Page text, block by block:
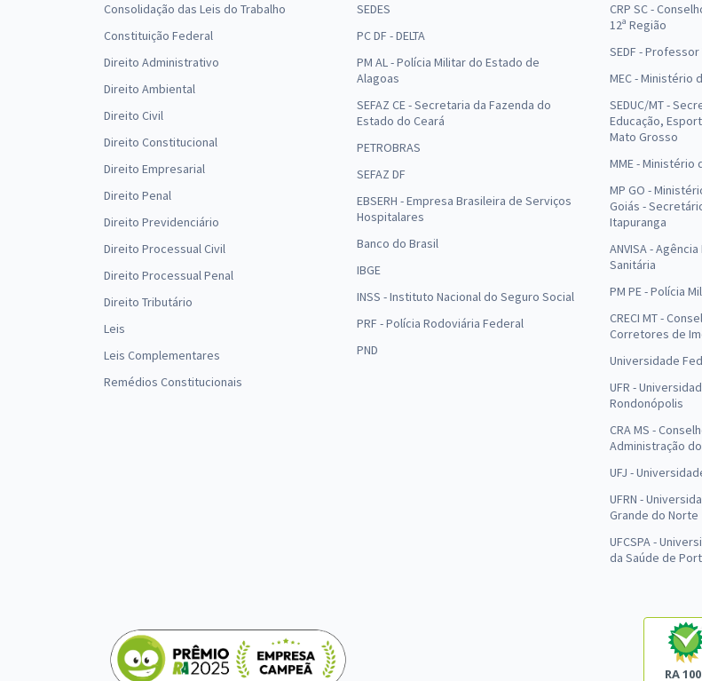
Consolidação das Leis do Trabalho
Constituição Federal
Direito Administrativo
Direito Ambiental
Direito Civil
Direito Constitucional
Direito Empresarial
Direito Penal
Direito Previdenciário
Direito Processual Civil
Direito Processual Penal
Direito Tributário
Leis
Leis Complementares
Remédios Constitucionais
SEDES
PC DF - DELTA
PM AL - Polícia Militar do Estado de
Alagoas
SEFAZ CE - Secretaria da Fazenda do
Estado do Ceará
PETROBRAS
SEFAZ DF
EBSERH - Empresa Brasileira de Serviços
Hospitalares
Banco do Brasil
IBGE
INSS - Instituto Nacional do Seguro Social
PRF - Polícia Rodoviária Federal
PND
CRP SC -
12ª Região
SEDF -
MEC - Ministério
SEDUC/MT -
Educação,
Mato Grosso
MME - Ministério
MP GO -
Goiás -
Itapuranga
ANVISA -
Sanitária
PM PE - Polícia
CRECI MT -
Corretores de
Universidade
UFR -
Rondonópolis
CRA MS -
Administração
UFJ -
UFRN -
Grande do Norte
UFCSPA -
da Saúde de
RA